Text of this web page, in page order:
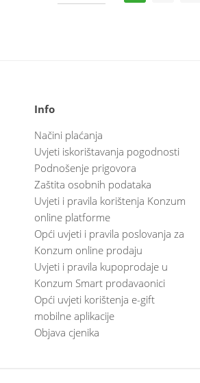
Info
Načini plaćanja
Uvjeti iskorištavanja pogodnosti
Podnošenje prigovora
Zaštita osobnih podataka
Uvjeti i pravila korištenja Konzum
online platforme
Opći uvjeti i pravila poslovanja za
Konzum online prodaju
Uvjeti i pravila kupoprodaje u
Konzum Smart prodavaonici
Opći uvjeti korištenja e-gift
mobilne aplikacije
Objava cjenika